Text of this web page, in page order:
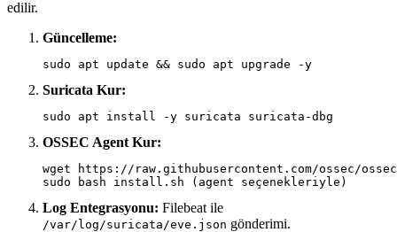
edilir.
Güncelleme:
sudo apt update && sudo apt upgrade -y
Suricata Kur:
sudo apt install -y suricata suricata-dbg
OSSEC Agent Kur:
wget https://raw.githubusercontent.com/ossec/
Log Entegrasyonu: Filebeat ile
/var/log/suricata/eve.json gönderimi.